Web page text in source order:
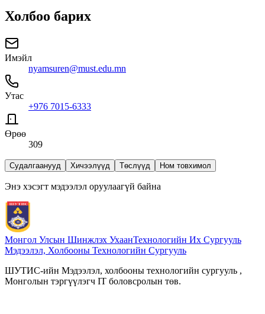
Холбоо барих
Имэйл
nyamsuren@must.edu.mn
Утас
+976 7015-6333
Өрөө
309
Судалгаанууд Хичээлүүд Төслүүд Ном товхимол
Энэ хэсэгт мэдээлэл оруулаагүй байна
Монгол Улсын Шинжлэх УхаанТехнологийн Их Сургууль
Мэдээлэл, Холбооны Технологийн Сургууль
ШУТИС-ийн Мэдээлэл, холбооны технологийн сургууль ,
Монголын тэргүүлэгч IT боловсролын төв.